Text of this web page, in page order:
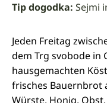
Tip dogodka: Sejmi
Jeden Freitag
dem Trg svobode in
hausgemachten
frisches Bauernbrot
Würste, Honig,